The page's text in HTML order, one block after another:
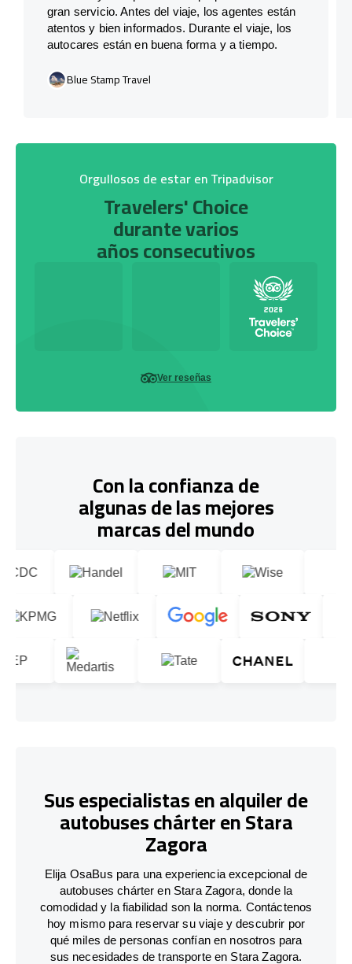
gran servicio. Antes del viaje, los agentes están
atentos y bien informados. Durante el viaje, los
autocares están en buena forma y a tiempo.
Blue Stamp Travel
Orgullosos de estar en Tripadvisor
Travelers' Choice
durante varios
años consecutivos
Ver reseñas
Con la confianza de
algunas de las mejores
marcas del mundo
Sus especialistas en alquiler de
autobuses chárter en Stara
Zagora
Elija OsaBus para una experiencia excepcional de
autobuses chárter en Stara Zagora, donde la
comodidad y la fiabilidad son la norma. Contáctenos
hoy mismo para reservar su viaje y descubrir por
qué miles de personas confían en nosotros para
sus necesidades de transporte en Stara Zagora.